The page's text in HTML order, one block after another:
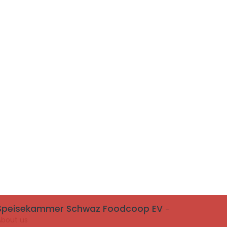
Schwaz Foodcoop EV -